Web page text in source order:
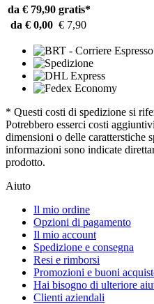
da € 79,90 gratis*
da € 0,00 € 7,90
* Questi costi di spedizione si
Potrebbero esserci costi
dimensioni o delle caratterstiche
informazioni sono indicate
prodotto.
Aiuto
Il mio ordine
Opzioni di pagamento
Il mio account
Spedizione e consegna
Resi e rimborsi
Promozioni e buoni
Hai bisogno di ulteriore
Clienti aziendali